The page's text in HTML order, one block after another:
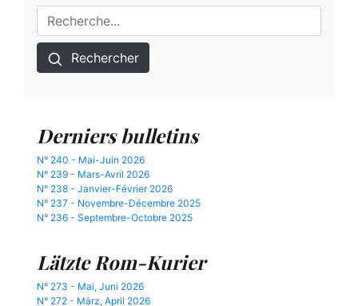
Rechercher
Derniers bulletins
N° 240 - Mai-Juin 2026
N° 239 - Mars-Avril 2026
N° 238 - Janvier-Février 2026
N° 237 - Novembre-Décembre 2025
N° 236 - Septembre-Octobre 2025
Lätzte Rom-Kurier
N° 273 - Mai, Juni 2026
N° 272 - März, April 2026